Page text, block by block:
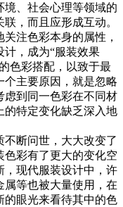
、社会心理等领域的
，而且应形成互动。
注色彩本身的属性，
，成为“服装效果
色彩搭配，以致于最
主要原因，就是忽略
虑到同一色彩在不同材
的特定变化缺乏深入地
断问世，大大改变了
彩有了更大的变化空
，现代服装设计中，许
属等也被大量使用，在
的眼光来看待其中的色